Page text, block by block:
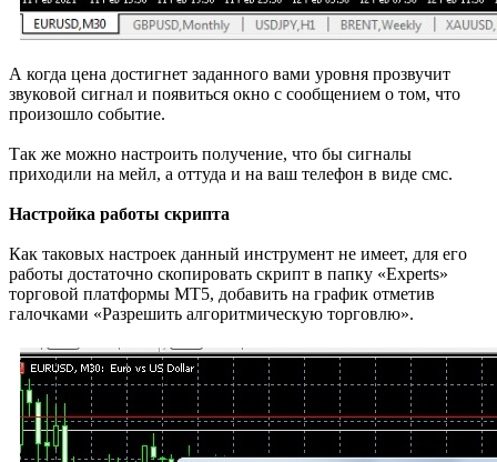
А когда цена достигнет заданного вами уровня прозвучит
звуковой сигнал и появиться окно с сообщением о том, что
произошло событие.
Так же можно настроить получение, что бы сигналы
приходили на мейл, а оттуда и на ваш телефон в виде смс.
Настройка работы скрипта
Как таковых настроек данный инструмент не имеет, для его
работы достаточно скопировать скрипт в папку «Experts»
торговой платформы МТ5, добавить на график отметив
галочками «Разрешить алгоритмическую торговлю».